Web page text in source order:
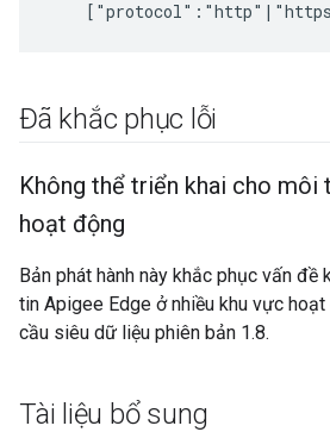
Đã khắc phục lỗi
Không thể triển khai cho môi
hoạt động
Bản phát hành này khắc phục vấn đề
tin Apigee Edge ở nhiều khu vực
cầu siêu dữ liệu phiên bản 1.8.
Tài liệu bổ sung